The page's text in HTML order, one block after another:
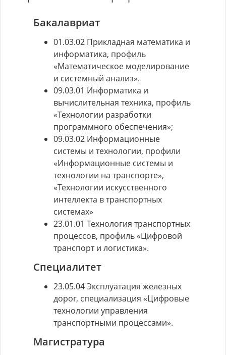
Бакалавриат
01.03.02 Прикладная математика и
информатика, профиль
«Математическое моделирование
и системный анализ».
09.03.01 Информатика и
вычислительная техника, профиль
«Технологии разработки
программного обеспечения»;
09.03.02 Информационные
системы и технологии, профили
«Информационные системы и
технологии на транспорте»,
«Технологии искусственного
интеллекта в транспортных
системах»
23.01.01 Технология транспортных
процессов, профиль «Цифровой
транспорт и логистика».
Специалитет
23.05.04 Эксплуатация железных
дорог, специализация «Цифровые
технологии управления
транспортными процессами».
Магистратура